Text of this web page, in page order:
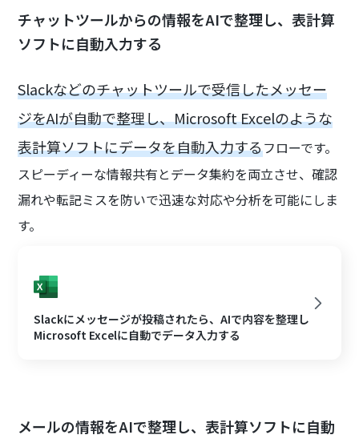
チャットツールからの情報をAIで整理し、表計算
ソフトに自動入力する
Slackなどのチャットツールで受信したメッセー
ジをAIが自動で整理し、Microsoft Excelのような
表計算ソフトにデータを自動入力するフローです。
スピーディーな情報共有とデータ集約を両立させ、確認
漏れや転記ミスを防いで迅速な対応や分析を可能にしま
す。
Slackにメッセージが投稿されたら、AIで内容を整理し
Microsoft Excelに自動でデータ入力する
メールの情報をAIで整理し、表計算ソフトに自動